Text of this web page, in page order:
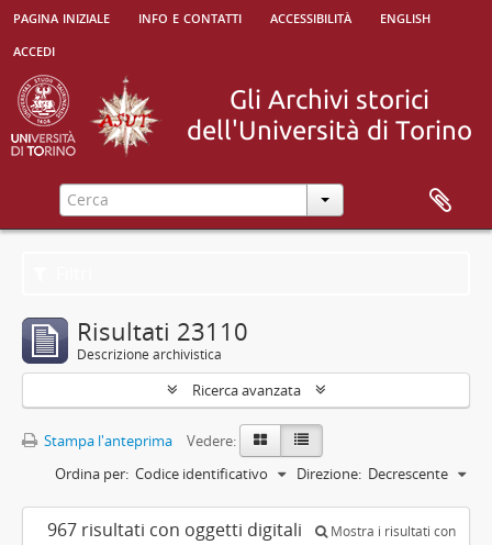
pagina iniziale info e contatti accessibilità
english
accedi
Risultati 23110
Descrizione archivistica
Ricerca avanzata
Stampa l'anteprima
Vedere:
Ordina per: Codice identificativo Direzione: Decrescente
967 risultati con oggetti digitali
Mostra i risultati con